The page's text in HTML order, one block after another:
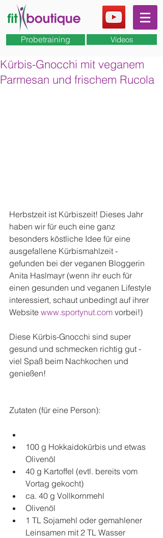
Probetraining Videos
Kürbis-Gnocchi mit veganem
Parmesan und frischem Rucola
Herbstzeit ist Kürbiszeit! Dieses Jahr
haben wir für euch eine ganz
besonders köstliche Idee für eine
ausgefallene Kürbismahlzeit -
gefunden bei der veganen Bloggerin
Anita Haslmayr (wenn ihr euch für
einen gesunden und veganen Lifestyle
interessiert, schaut unbedingt auf ihrer
Website www.sportynut.com vorbei!)
Diese Kürbis-Gnocchi sind super
gesund und schmecken richtig gut -
viel Spaß beim Nachkochen und
genießen!
Zutaten (für eine Person):
100 g Hokkaidokürbis und etwas
Olivenöl
40 g Kartoffel (evtl. bereits vom
Vortag gekocht)
ca. 40 g Vollkornmehl
Olivenöl
1 TL Sojamehl oder gemahlener
Leinsamen mit 2 TL Wasser